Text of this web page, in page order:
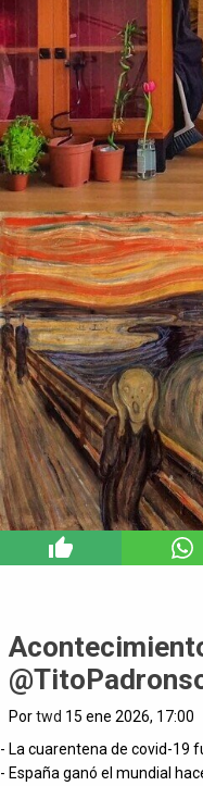
Portwd 15 ene 2026, 17:00
- La cuarentena de covid-19
- España ganó el mundial